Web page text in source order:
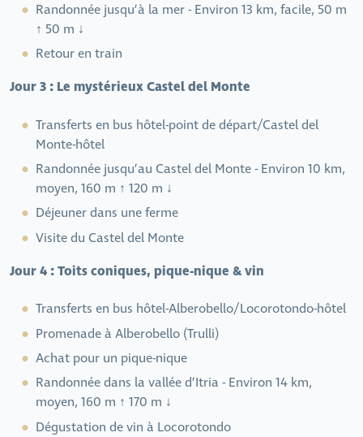
Randonnée jusqu’à la mer - Environ 13 km, facile, 50 m
↑ 50 m ↓
Retour en train
Jour 3 : Le mystérieux Castel del Monte
Transferts en bus hôtel-point de départ/Castel del
Monte-hôtel
Randonnée jusqu’au Castel del Monte - Environ 10 km,
moyen, 160 m ↑ 120 m ↓
Déjeuner dans une ferme
Visite du Castel del Monte
Jour 4 : Toits coniques, pique-nique & vin
Transferts en bus hôtel-Alberobello/Locorotondo-hôtel
Promenade à Alberobello (Trulli)
Achat pour un pique-nique
Randonnée dans la vallée d’Itria - Environ 14 km,
moyen, 160 m ↑ 170 m ↓
Dégustation de vin à Locorotondo